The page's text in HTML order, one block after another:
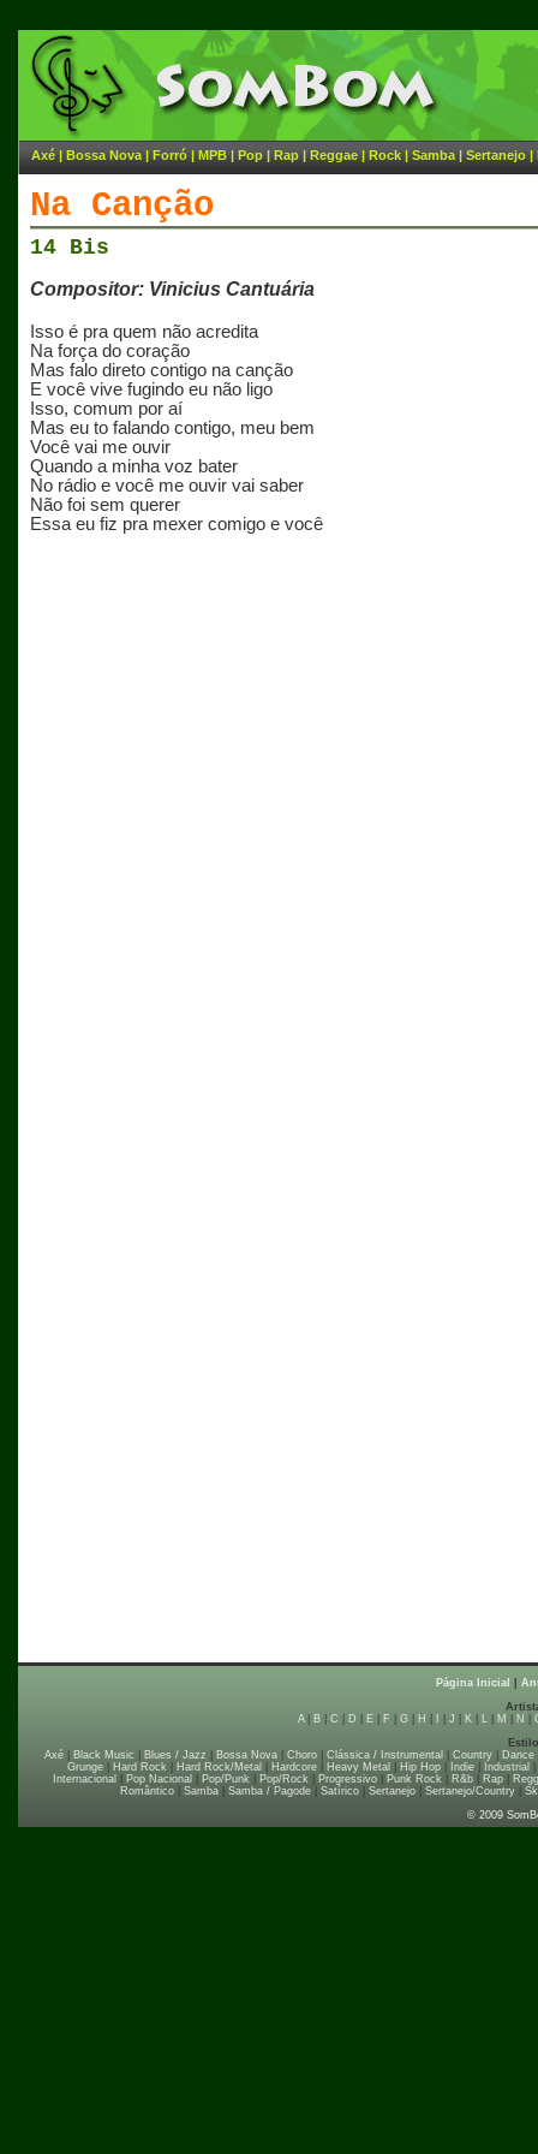
Axé | Bossa Nova | Forró | MPB | Pop | Rap | Reggae | Rock | Samba | Sertanejo |
Na Canção
14 Bis
Compositor: Vinicius Cantuária
Isso é pra quem não acredita
Na força do coração
Mas falo direto contigo na canção
E você vive fugindo eu não ligo
Isso, comum por aí
Mas eu to falando contigo, meu bem
Você vai me ouvir
Quando a minha voz bater
No rádio e você me ouvir vai saber
Não foi sem querer
Essa eu fiz pra mexer comigo e você
Página Inicial
A| B| C D E| F G| H J K| L| M N
Axé
Black Music Blues / Jazz Bossa Nova Choro Clássica / Instrumental Country Dance
Grunge| Hard Rock| Hard Rock/Metal Hardcore| Heavy Metal Hip Hop| Indie| Industrial
Internacional
Pop Nacional Pop/Punk| Pop/Rock| Progressivo| Punk Rock| R&b| Rap|
Romântico| Samba| Samba / Pagode| Satírico| Sertanejo| Sertanejo/Country|
© 2009